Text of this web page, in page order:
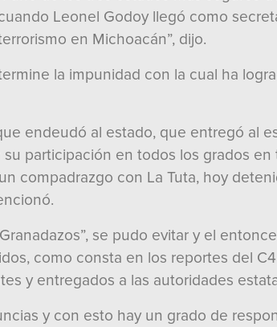
Leonel Godoy llegó como
en Michoacán”, dijo.
la impunidad con la cual ha
endeudó al estado, que entregó al
participación en todos los grados
compadrazgo con La Tuta, hoy
se pudo evitar y el
como consta en los reportes del
y entregados a las autoridades
y con esto hay un grado de